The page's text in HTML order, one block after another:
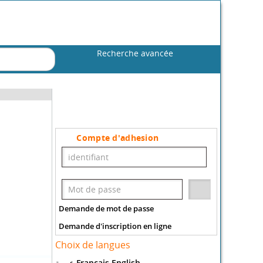
Recherche avancée
Compte d'adhesion
Demande de mot de passe
Demande d'inscription en ligne
Choix de langues